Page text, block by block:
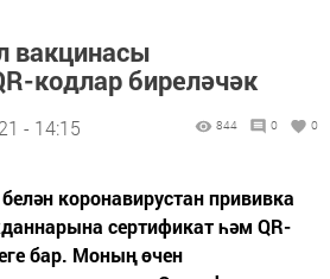
вакцинасы
кодлар биреләчәк
- 14:15 844 0 0
коронавирустан прививка
сертификат һәм QR-
бар. Моның өчен